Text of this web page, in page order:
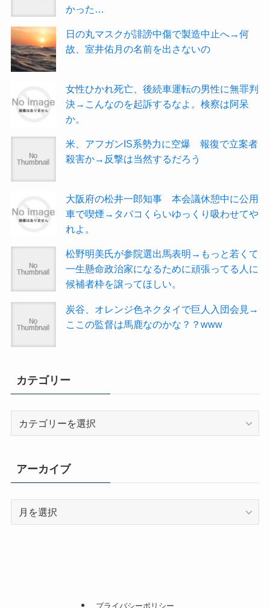
かった…
日の丸マスクが誹謗中傷で製造中止へ→何
故、室井佑月の名前を出さないの
女性ひかれ死亡、後続車運転の男性に無罪判
決→こんなのを起訴するなよ。検察は阿呆
か。
米、アフガンIS系勢力に空爆 報復で立案者
殺害か→反撃は当然するだろう
大阪府の松井一郎知事 本会議休憩中に公用
車で喫煙→タバコくらいゆっくり吸わせてや
れよ。
松野明美氏が参院選出馬表明→もっと若くて
一生懸命政治家になるために頑張ってる人に
候補者枠を譲ってほしい。
炭谷、オレンジ色ネクタイで巨人入団会見→
ここの監督は馬鹿なのかな？？www
カテゴリー
ー
アーカイブ
プライバシーポリシー